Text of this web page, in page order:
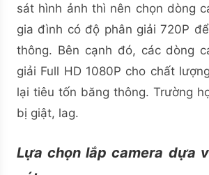
sát hình ảnh thì nên chọn dòng
gia đình có độ phân giải 720P
thông. Bên cạnh đó, các dòng
giải Full HD 1080P cho chất
lại tiêu tốn băng thông. Trường
bị giật, lag.
Lựa chọn lắp camera dựa